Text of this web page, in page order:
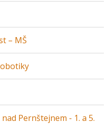
– MŠ
Pernštejnem - 1. a 5.